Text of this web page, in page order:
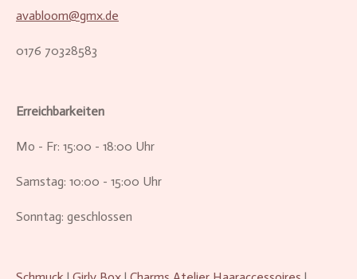
avabloom@gmx.de
0176 70328583
Erreichbarkeiten
Mo - Fr: 15:00 - 18:00 Uhr
Samstag: 10:00 - 15:00 Uhr
Sonntag: geschlossen